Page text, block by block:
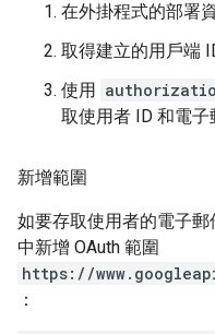
在外掛程式的部署
取得建立的用戶端
使用
取使用者 ID 和電子
新增範圍
如要存取使用者的電子
中新增 OAuth 範圍
https://
：